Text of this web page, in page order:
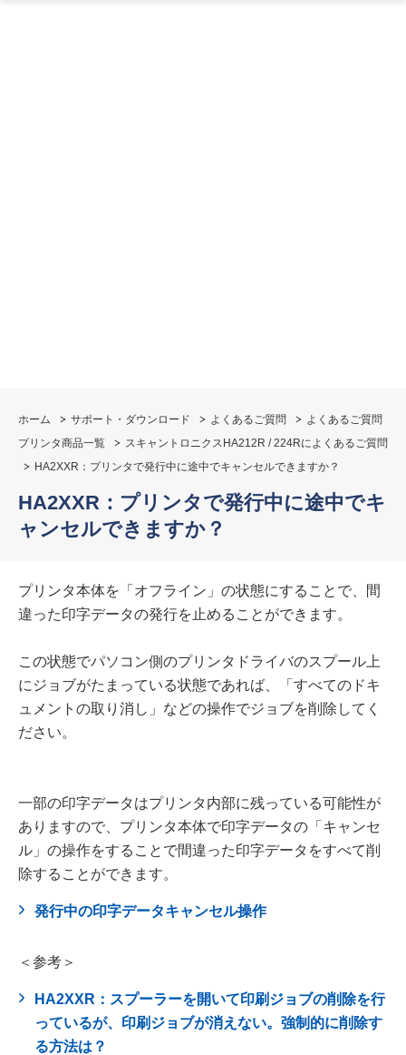
ホーム サポート・ダウンロード よくあるご質問
よくあるご質問
プリンタ商品一覧
スキャントロニクスHA212R / 224Rによくあるご質問
HA2XXR：プリンタで発行中に途中でキャンセルできますか？
HA2XXR：プリンタで発行中に途中でキ
ャンセルできますか？
プリンタ本体を「オフライン」の状態にすることで、間
違った印字データの発行を止めることができます。
この状態でパソコン側のプリンタドライバのスプール上
にジョブがたまっている状態であれば、「すべてのドキ
ュメントの取り消し」などの操作でジョブを削除してく
ださい。
一部の印字データはプリンタ内部に残っている可能性が
ありますので、プリンタ本体で印字データの「キャンセ
ル」の操作をすることで間違った印字データをすべて削
除することができます。
発行中の印字データキャンセル操作
＜参考＞
HA2XXR：スプーラーを開いて印刷ジョブの削除を行
っているが、印刷ジョブが消えない。強制的に削除す
る方法は？